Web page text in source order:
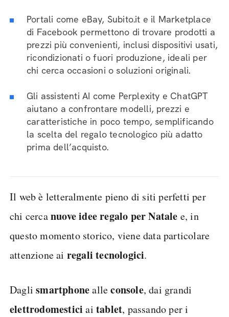
Portali come eBay, Subito.it e il Marketplace
di Facebook permettono di trovare prodotti a
prezzi più convenienti, inclusi dispositivi usati,
ricondizionati o fuori produzione, ideali per
chi cerca occasioni o soluzioni originali.
Gli assistenti AI come Perplexity e ChatGPT
aiutano a confrontare modelli, prezzi e
caratteristiche in poco tempo, semplificando
la scelta del regalo tecnologico più adatto
prima dell’acquisto.
Il web è letteralmente pieno di siti perfetti per
chi cercanuove idee regalo per Natale e, in
questo momento storico, viene data particolare
attenzione ai regali tecnologici.
Daglismartphonealleconsole, dai grandi
elettrodomestici aitablet, passando per i